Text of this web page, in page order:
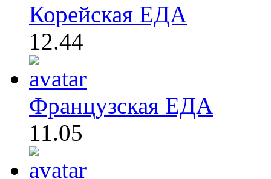
Корейская ЕДА
12.44
Французская ЕДА
11.05